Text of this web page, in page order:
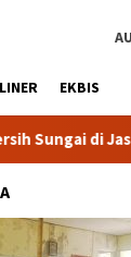
EKBIS
di Jasinga